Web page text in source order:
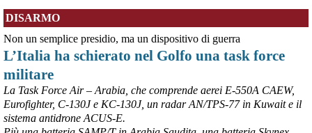
DISARMO
Non un semplice presidio, ma un dispositivo di guerra
L’Italia ha schierato nel Golfo una task force
militare
La Task Force Air – Arabia, che comprende aerei E-550A CAEW,
Eurofighter, C-130J e KC-130J, un radar AN/TPS-77 in Kuwait e il
sistema antidrone ACUS-E.